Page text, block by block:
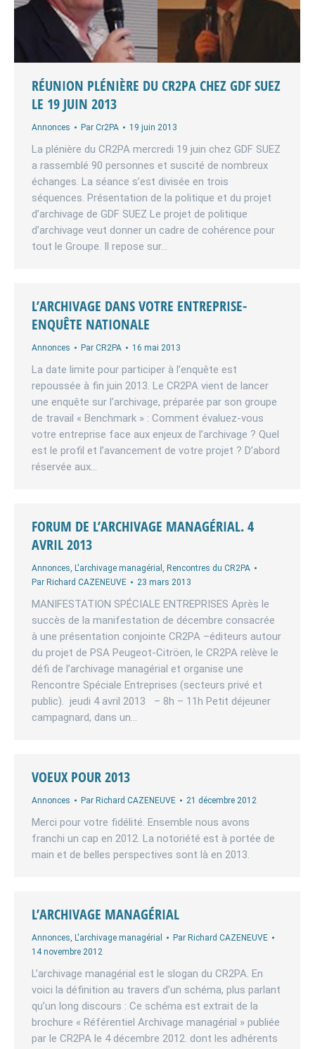
RÉUNION PLÉNIÈRE DU CR2PA CHEZ GDF SUEZ
LE 19 JUIN 2013
Annonces Par Cr2PA 19 juin 2013
La plénière du CR2PA mercredi 19 juin chez GDF SUEZ
a rassemblé 90 personnes et suscité de nombreux
échanges. La séance s’est divisée en trois
séquences. Présentation de la politique et du projet
d’archivage de GDF SUEZ Le projet de politique
d’archivage veut donner un cadre de cohérence pour
tout le Groupe. Il repose sur…
L’ARCHIVAGE DANS VOTRE ENTREPRISE-
ENQUÊTE NATIONALE
Annonces Par CR2PA 16 mai 2013
La date limite pour participer à l’enquête est
repoussée à fin juin 2013. Le CR2PA vient de lancer
une enquête sur l’archivage, préparée par son groupe
de travail « Benchmark » : Comment évaluez-vous
votre entreprise face aux enjeux de l’archivage ? Quel
est le profil et l’avancement de votre projet ? D’abord
réservée aux…
FORUM DE L’ARCHIVAGE MANAGÉRIAL. 4
AVRIL 2013
Annonces, L'archivage managérial , Rencontres du CR2PA
Par Richard CAZENEUVE 23 mars 2013
MANIFESTATION SPÉCIALE ENTREPRISES Après le
succès de la manifestation de décembre consacrée
à une présentation conjointe CR2PA –éditeurs autour
du projet de PSA Peugeot-Citröen, le CR2PA relève le
défi de l’archivage managérial et organise une
Rencontre Spéciale Entreprises (secteurs privé et
public). jeudi 4 avril 2013 – 8h – 11h Petit déjeuner
campagnard, dans un…
VOEUX POUR 2013
Annonces Par Richard CAZENEUVE 21 décembre 2012
Merci pour votre fidélité. Ensemble nous avons
franchi un cap en 2012. La notoriété est à portée de
main et de belles perspectives sont là en 2013.
L’ARCHIVAGE MANAGÉRIAL
Annonces, L'archivage managérial Par Richard CAZENEUVE
14 novembre 2012
L’archivage managérial est le slogan du CR2PA. En
voici la définition au travers d’un schéma, plus parlant
qu’un long discours : Ce schéma est extrait de la
brochure « Référentiel Archivage managérial » publiée
par le CR2PA le 4 décembre 2012. dont les adhérents